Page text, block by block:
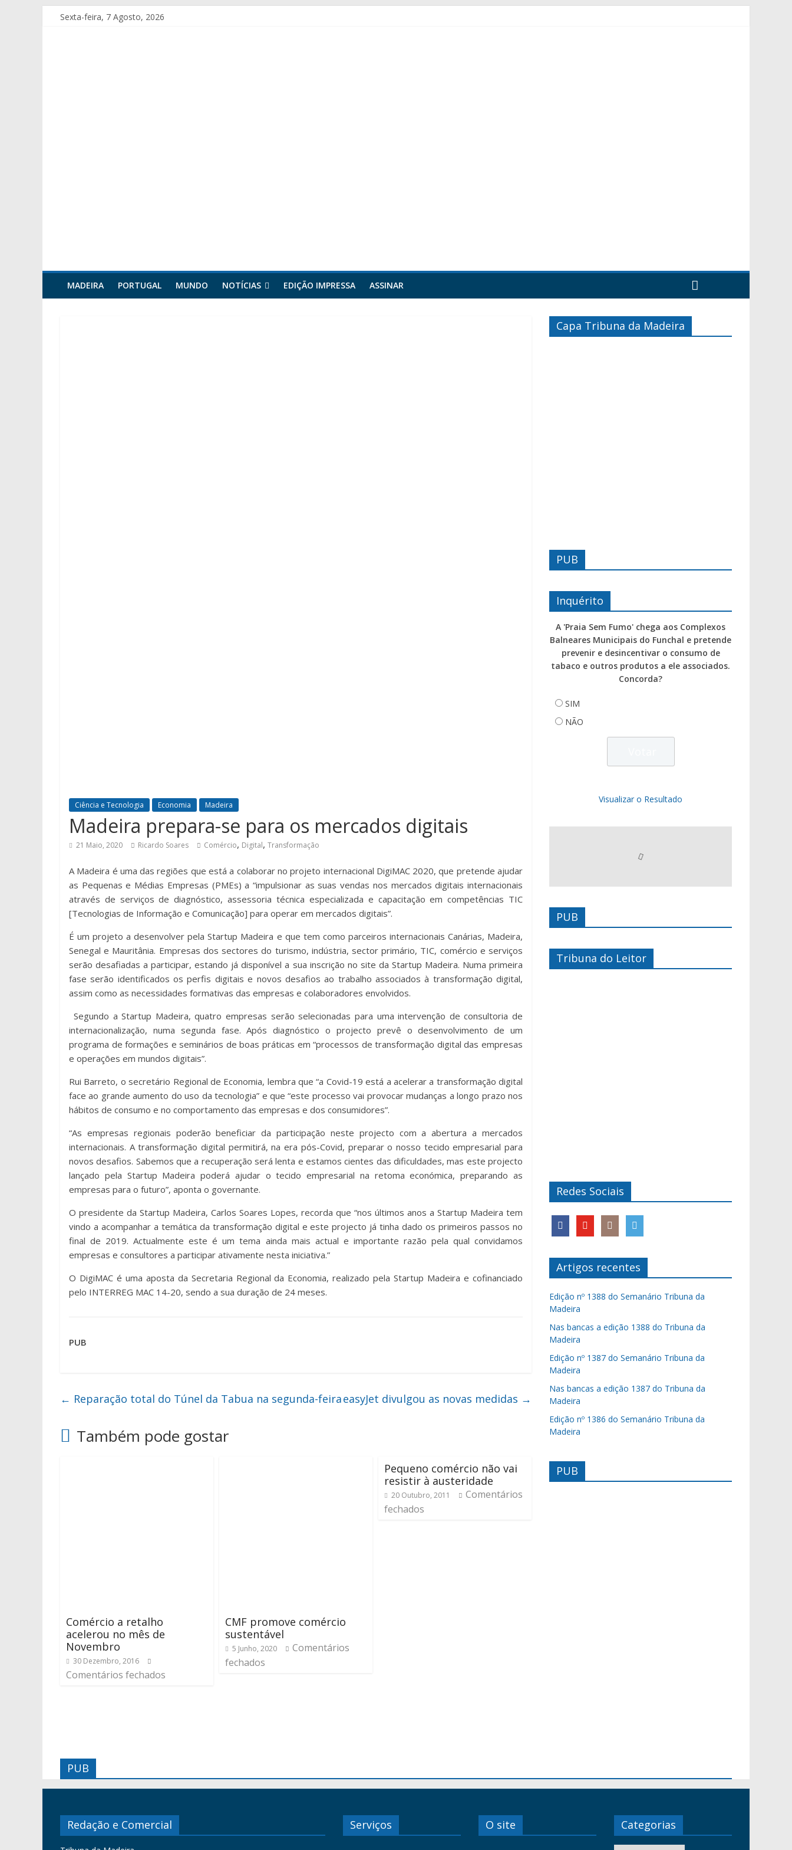
Sexta-feira, 7 Agosto, 2026
MADEIRA PORTUGAL MUNDO NOTÍCIAS EDIÇÃO IMPRESSA ASSINAR
Ciência e Tecnologia Economia Madeira
Madeira prepara-se para os mercados digitais
21 Maio, 2020 Ricardo Soares Comércio, Digital, Transformação
A Madeira é uma das regiões que está a colaborar no projeto internacional DigiMAC 2020, que pretende ajudar
as Pequenas e Médias Empresas (PMEs) a “impulsionar as suas vendas nos mercados digitais internacionais
através de serviços de diagnóstico, assessoria técnica especializada e capacitação em competências TIC
[Tecnologias de Informação e Comunicação] para operar em mercados digitais”.
É um projeto a desenvolver pela Startup Madeira e que tem como parceiros internacionais Canárias, Madeira,
Senegal e Mauritânia. Empresas dos sectores do turismo, indústria, sector primário, TIC, comércio e serviços
serão desafiadas a participar, estando já disponível a sua inscrição no site da Startup Madeira. Numa primeira
fase serão identificados os perfis digitais e novos desafios ao trabalho associados à transformação digital,
assim como as necessidades formativas das empresas e colaboradores envolvidos.
Segundo a Startup Madeira, quatro empresas serão selecionadas para uma intervenção de consultoria de
internacionalização, numa segunda fase. Após diagnóstico o projecto prevê o desenvolvimento de um
programa de formações e seminários de boas práticas em “processos de transformação digital das empresas
e operações em mundos digitais”.
Rui Barreto, o secretário Regional de Economia, lembra que “a Covid-19 está a acelerar a transformação digital
face ao grande aumento do uso da tecnologia” e que “este processo vai provocar mudanças a longo prazo nos
hábitos de consumo e no comportamento das empresas e dos consumidores”.
“As empresas regionais poderão beneficiar da participação neste projecto com a abertura a mercados
internacionais. A transformação digital permitirá, na era pós-Covid, preparar o nosso tecido empresarial para
novos desafios. Sabemos que a recuperação será lenta e estamos cientes das dificuldades, mas este projecto
lançado pela Startup Madeira poderá ajudar o tecido empresarial na retoma económica, preparando as
empresas para o futuro”, aponta o governante.
O presidente da Startup Madeira, Carlos Soares Lopes, recorda que “nos últimos anos a Startup Madeira tem
vindo a acompanhar a temática da transformação digital e este projecto já tinha dado os primeiros passos no
final de 2019. Actualmente este é um tema ainda mais actual e importante razão pela qual convidamos
empresas e consultores a participar ativamente nesta iniciativa.”
O DigiMAC é uma aposta da Secretaria Regional da Economia, realizado pela Startup Madeira e cofinanciado
pelo INTERREG MAC 14-20, sendo a sua duração de 24 meses.
PUB
← Reparação total do Túnel da Tabua na segunda-feiraeasyJet divulgou as novas medidas →
Também pode gostar
Comércio a retalho
acelerou no mês de
Novembro
30 Dezembro, 2016
Comentários fechados
CMF promove comércio
sustentável
5 Junho, 2020
Comentários
fechados
Pequeno comércio não vai
resistir à austeridade
20 Outubro, 2011
Comentários
fechados
Capa Tribuna da Madeira
PUB
Inquérito
A 'Praia Sem Fumo' chega aos Complexos
Balneares Municipais do Funchal e pretende
prevenir e desincentivar o consumo de
tabaco e outros produtos a ele associados.
Concorda?
SIM
NÃO
Visualizar o Resultado
PUB
Tribuna do Leitor
Redes Sociais
Artigos recentes
Edição nº 1388 do Semanário Tribuna da
Madeira
Nas bancas a edição 1388 do Tribuna da
Madeira
Edição nº 1387 do Semanário Tribuna da
Madeira
Nas bancas a edição 1387 do Tribuna da
Madeira
Edição nº 1386 do Semanário Tribuna da
Madeira
PUB
PUB
Redação e Comercial Serviços O site Categorias